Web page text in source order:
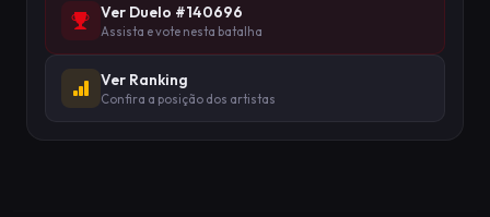
Ver Duelo #140696
Assista e vote nesta batalha
Ver Ranking
Confira a posição dos artistas